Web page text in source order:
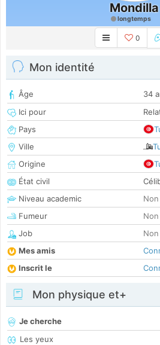
Mondilla
longtemps
0
Mon identité
Âge
34
Ici pour
Pays
Ville
Origine
État civil
Niveau academic
Fumeur
Job
Mes amis
Inscrit le
Mon physique et+
Je cherche
Les yeux